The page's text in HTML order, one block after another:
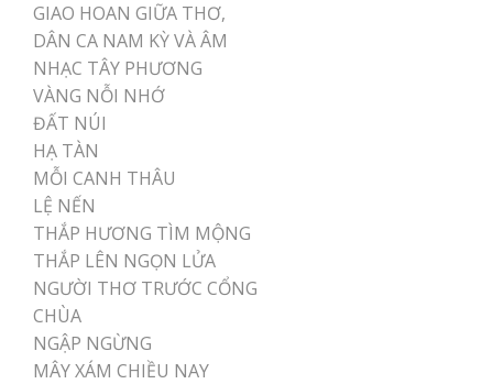
GIAO HOAN GIỮA THƠ,
DÂN CA NAM KỲ VÀ ÂM
NHẠC TÂY PHƯƠNG
VÀNG NỖI NHỚ
ĐẤT NÚI
HẠ TÀN
MỖI CANH THÂU
LỆ NẾN
THẮP HƯƠNG TÌM MỘNG
THẮP LÊN NGỌN LỬA
NGƯỜI THƠ TRƯỚC CỔNG
CHÙA
NGẬP NGỪNG
MÂY XÁM CHIỀU NAY